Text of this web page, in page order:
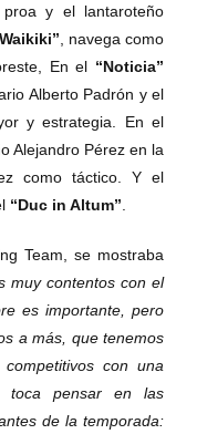
y el lantaroteño
, navega como
En el “Noticia”
Alberto Padrón y el
y estrategia. En el
Alejandro Pérez en la
como táctico. Y el
“Duc in Altum”
Team, se mostraba
muy contentos con el
es importante, pero
a más, que tenemos
con una
toca pensar en las
de la temporada: